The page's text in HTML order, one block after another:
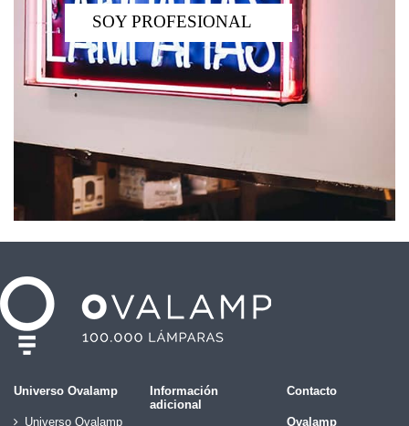
SOY PROFESIONAL
Universo Ovalamp
Universo Ovalamp
Información
adicional
Contacto
Ovalamp